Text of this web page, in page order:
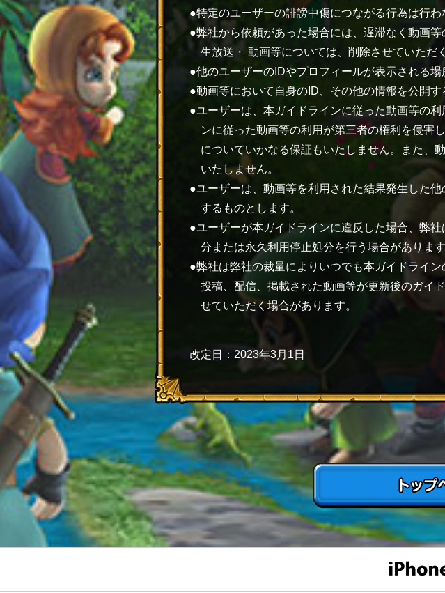
特定のユーザーの誹謗中傷につながる行為は行わ
弊社から依頼があった場合には、遅滞なく動画
生放送・ 動画等については、削除させていただ
他のユーザーのIDやプロフィールが表示される場
動画等において自身のID、その他の情報を公開
ユーザーは、本ガイドラインに従った動画等の
ンに従った動画等の利用が第三者の権利を侵害
についていかなる保証もいたしません。また、
いたしません。
ユーザーは、動画等を利用された結果発生した
するものとします。
ユーザーが本ガイドラインに違反した場合、弊
分または永久利用停止処分を行う場合があります
弊社は弊社の裁量によりいつでも本ガイドライ
投稿、配信、掲載された動画等が更新後のガイ
せていただく場合があります。
改定日：2023年3月1日